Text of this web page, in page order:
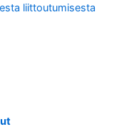
liittoutumisesta